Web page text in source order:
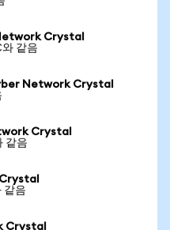
Crystal
같음
Network Crystal
Crystal
같음
같음
Crystal